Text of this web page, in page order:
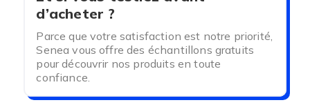
Chaque Kit peut être vendu seul ou avec une huile
de Jojoba ou d’amande douce pour la lubrifier et
faciliter l’introduction du dilatateur.xcc
La marque Velvi à particulièrement su cibler la
femme afin de concevoir un produit qui répond à
d’acheter ?
Parce que votre satisfaction est notre priorité,
Senea vous offre des échantillons gratuits
pour découvrir nos produits en toute
confiance.